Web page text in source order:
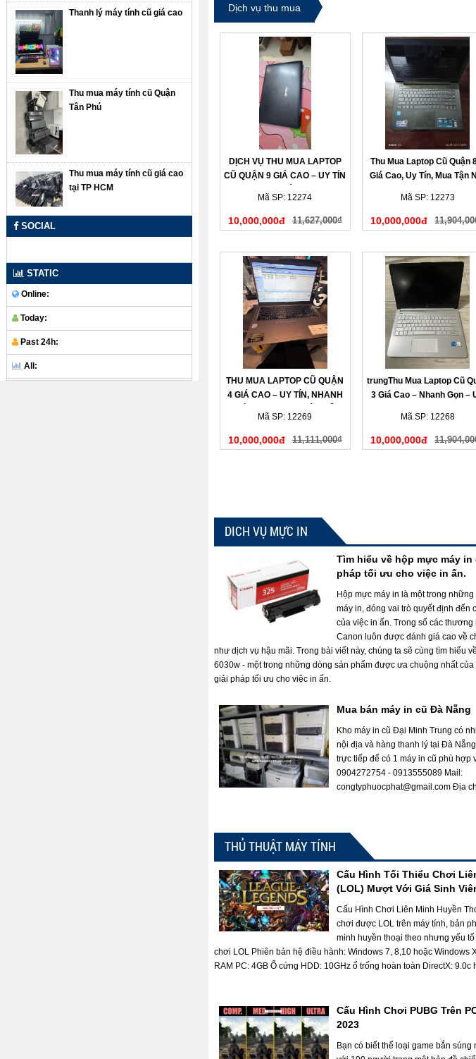
Dịch vụ thu mua
DỊCH VỤ THU MUA LAPTOP
CŨ QUẬN 9 GIÁ CAO – UY TÍN
Mã SP: 12274
10,000,000đ 11,627,000₫
Thu Mua Laptop Cũ Quận
Giá Cao, Uy Tín, Mua Tận
Mã SP: 12273
10,000,000đ
THU MUA LAPTOP CŨ QUẬN
4 GIÁ CAO – UY TÍN, NHANH
TAY
Mã SP: 12269
10,000,000đ 11,111,000₫
trungThu Mua Laptop Cũ
3 Giá Cao – Nhanh Gọn –
Mã SP: 12268
10,000,000đ
DICH VỤ MỰC IN
Tìm hiểu về hộp mực máy in
pháp tối ưu cho việc in ấn.
Hộp mực máy in là một trong
máy in, đóng vai trò quyết định đến
của việc in ấn. Trong số các thương
Canon luôn được đánh giá cao về
như dịch vụ hậu mãi. Trong bài viết này, chúng ta sẽ cùng tìm hiểu
6030w - một trong những dòng sản phẩm được ưa chuộng nhất
giải pháp tối ưu cho việc in ấn.
Mua bán máy in cũ Đà Nẵng
Kho máy in cũ Đại Minh Trung có
nội địa và hàng thanh lý tại Đà
trực tiếp để có 1 máy in cũ phù hợp
0904272754 - 0913555089 Mail:
congtyphuocphat@gmail.com Địa
THỦ THUẬT MÁY TÍNH
Cấu Hình Tối Thiểu Chơi
(LOL) Mượt Với Giá Sinh
Cấu Hình Chơi Liên Minh Huyền
chơi được LOL trên máy tính, bản
minh huyền thoại theo nhưng yếu
chơi LOL Phiên bản hệ điều hành: Windows 7, 8,10 hoặc Windows
RAM PC: 4GB Ổ cứng HDD: 10GHz ổ trống hoàn toàn DirectX: 9.0c
Cấu Hình Chơi PUBG Trên
2023
Bạn có biết thể loại game bắn súng
Thanh lý máy tính cũ giá cao
Thu mua máy tính cũ Quận
Tân Phú
Thu mua máy tính cũ giá cao
tại TP HCM
SOCIAL
STATIC
Online:
Today:
Past 24h:
All: